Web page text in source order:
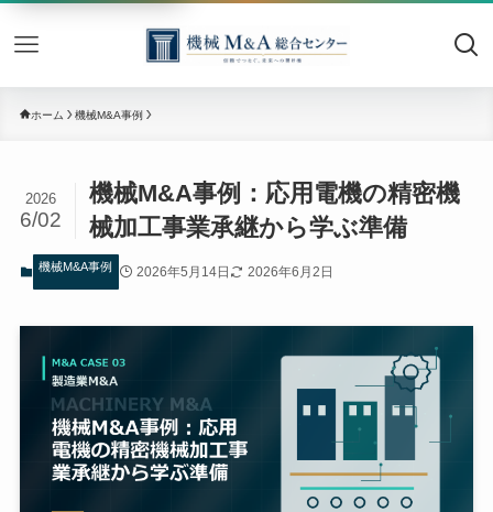
機械
ホーム 機械M&A事例
機械M&A事例：応用電機の精密機
械加工事業承継から学ぶ準備
2026
6/02
機械M&A事例 2026年5月14日 2026年6月2日